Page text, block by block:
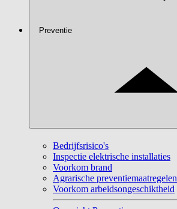
Preventie
Bedrijfsrisico's
Inspectie elektrische installaties
Voorkom brand
Agrarische preventiemaatregelen
Voorkom arbeidsongeschiktheid